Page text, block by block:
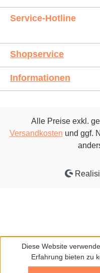
Service-Hotline
Shopservice
Informationen
Alle Preise exkl.
Versandkosten und ggf.
Diese Website
Erfahrung bieten zu